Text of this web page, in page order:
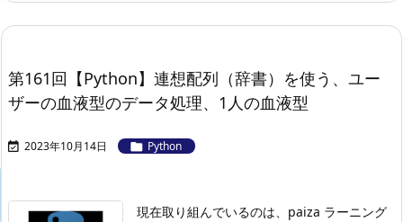
第161回【Python】連想配列（辞書）を使う、ユー
ザーの血液型のデータ処理、1人の血液型
 2023年10月14日  Python
現在取り組んでいるのは、paiza ラーニング